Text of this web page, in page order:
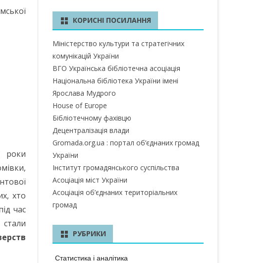
ЗАКАРПАТСЬКА ОБЛАСТЬ
ЗАПОРІЗЬКА ОБЛАСТЬ
ІВАНО-ФРАНКІВСЬКА ОБЛАСТЬ
КИЇВСЬКА ОБЛАСТЬ
КІРОВОГРАДСЬКА ОБЛАСТЬ
ЛУГАНСЬКА ОБЛАСТЬ
ЛЬВІВСЬКА ОБЛАСТЬ
ОДЕСЬКА ОБЛАСТЬ
ПОЛТАВСЬКА ОБЛАСТЬ
роки
хто
час
КОРИСНІ ПОСИЛАННЯ
Міністерство культури та стратегічних
комунікацій України
ВГО Українська бібліотечна асоціація
Національна бібліотека України імені
Ярослава Мудрого
House of Europe
Бібліотечному фахівцю
Децентралізація влади
Gromada.org.ua : портал об’єднаних громад
України
Інститут громадянського суспільства
Асоціація міст України
Асоціація об’єднаних територіальних
громад
РУБРИКИ
Статистика і аналітика